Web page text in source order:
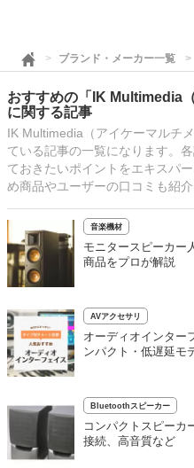
ブランド・メーカー一覧
おすすめの「IK Multimedia
に関する記事
IK Multimedia（アイケーマルチ
ている記事の一覧になります。
ておきたいポイントをエキスパ
め商品やユーザーの口コミも紹介
音楽機材
モニタースピーカー
商品をプロが解説
AVアクセサリ
オーディオインター
ンパクト・低遅延モ
Bluetoothスピーカー
コンパクトスピーカ
接続、高音質など